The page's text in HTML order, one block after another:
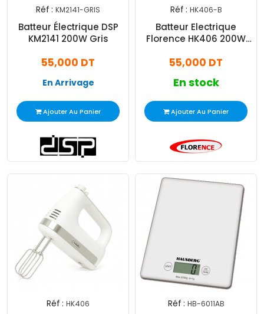
Réf : KM2141-GRIS
Batteur Électrique DSP
KM2141 200W Gris
55,000 DT
En Arrivage
Ajouter Au Panier
Réf : HK406-B
Batteur Electrique
Florence HK406 200W
55,000 DT
En stock
Ajouter Au Panier
Réf : HK406 Réf : HB-6011AB